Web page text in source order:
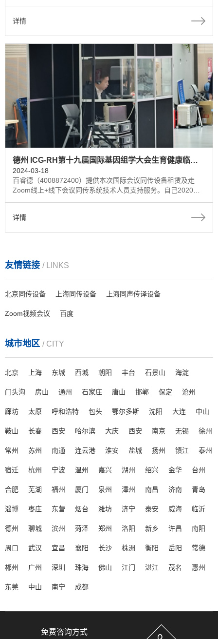
进了国际间的沟通与交流。
详情
德州 ICG-RH第十九届国际基因组学大会生育健康临床应用提供深圳同传设备租赁
2024-03-18
百睿德（4008872400）提供本次国际会议同传设备租赁及走
Zoom线上+线下会议同传系统技术人员支持服务。自己2020年
北美、南美、欧洲的15个主要大城市...
详情
友情链接 / LINKS
北京同传设备 上海同传设备 上海同声传译设备
Zoom视频会议 百度
城市地区 / CITY
北京 上海 东城 西城 朝阳 丰台 石景山 海淀
门头沟 房山 通州 石家庄 唐山 邯郸 保定 沧州
廊坊 太原 呼和浩特 包头 鄂尔多斯 沈阳 大连 中山
鞍山 长春 西安 哈尔滨 大庆 西安 南京 无锡 徐州
常州 苏州 南通 连云港 淮安 盐城 扬州 镇江 泰州
宿迁 杭州 宁波 温州 嘉兴 湖州 绍兴 金华 台州
合肥 芜湖 福州 厦门 泉州 漳州 南昌 济南 青岛
淄博 枣庄 东营 烟台 潍坊 济宁 泰安 威海 临沂
德州 聊城 滨州 菏泽 郑州 洛阳 新乡 许昌 南阳
周口 武汉 宜昌 襄阳 长沙 株洲 衡阳 岳阳 常德
郴州 广州 深圳 珠海 佛山 江门 湛江 茂名 惠州
东莞 中山 南宁 成都
免费咨询方式